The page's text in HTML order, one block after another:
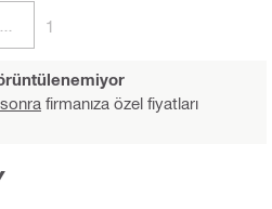
1
firmanıza özel fiyatları